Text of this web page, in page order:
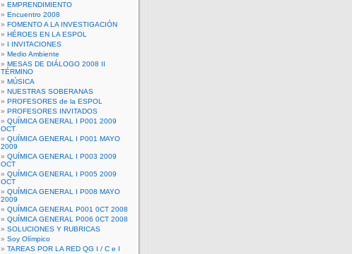
EMPRENDIMIENTO
Encuentro 2008
FOMENTO A LA INVESTIGACIÓN
HÉROES EN LA ESPOL
I INVITACIONES
Medio Ambiente
MESAS DE DIÁLOGO 2008 II
TÉRMINO
MÚSICA
NUESTRAS SOBERANAS
PROFESORES de la ESPOL
PROFESORES INVITADOS
QUÍMICA GENERAL I P001 2009
OCT
QUÍMICA GENERAL I P001 MAYO
2009
QUÍMICA GENERAL I P003 2009
OCT
QUÍMICA GENERAL I P005 2009
OCT
QUÍMICA GENERAL I P008 MAYO
2009
QUÍMICA GENERAL P001 0CT 2008
QUÍMICA GENERAL P006 0CT 2008
SOLUCIONES Y RUBRICAS
Soy Olímpico
TAREAS POR LA RED QG I / C e I